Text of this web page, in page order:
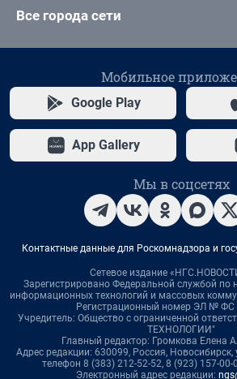
Все города сети
Мобильное
Google Play
App Gallery
Мы в соцсетях
Контактные данные для Роскомнадзора и
Сетевое издание
Зарегистрировано Федеральной службой по
информационных технологий и массовых
Регистрационный номер ЭЛ № ФС
Учредитель: Общество с ограниченной
ТЕХНОЛОГИИ"
Главный редактор: Громкова Елена
Адрес редакции: 630099, Россия, Новосибирск,
телефон 8 (383) 212-52-52, 8 (923) 157-00-
Электронный адрес редакции: